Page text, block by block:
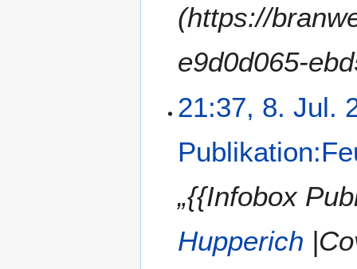
(https://
e9d0d065-
21:37, 8. Jul.
„{{Infobox
Hupperich